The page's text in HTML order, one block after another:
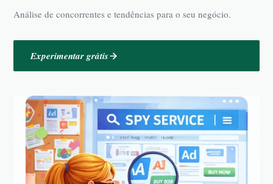
Análise de concorrentes e tendências para o seu negócio.
Experimentar grátis